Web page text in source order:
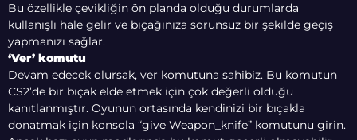
Bu özellikle çevikliğin ön planda olduğu durumlarda
kullanışlı hale gelir ve bıçağınıza sorunsuz bir şekilde geçiş
yapmanızı sağlar.
‘Ver’ komutu
Devam edecek olursak, ver komutuna sahibiz. Bu komutun
CS2’de bir bıçak elde etmek için çok değerli olduğu
kanıtlanmıştır. Oyunun ortasında kendinizi bir bıçakla
donatmak için konsola “give Weapon_knife” komutunu girin.